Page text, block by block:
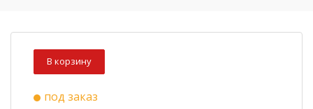
В корзину
под заказ